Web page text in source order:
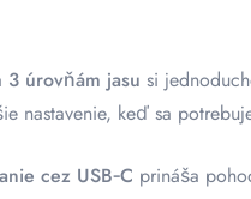
3 úrovňám jasu si
nastavenie, keď sa
cez USB‑C prináša